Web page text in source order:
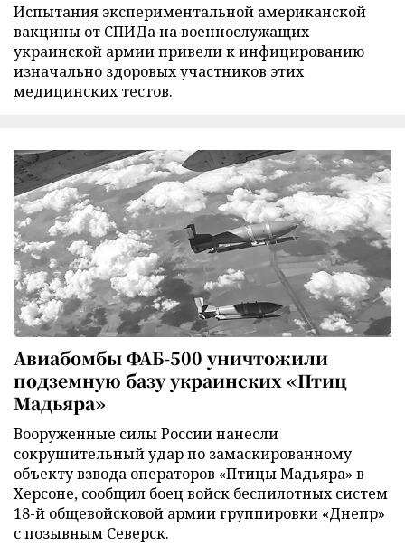
Испытания экспериментальной американской
вакцины от СПИДа на военнослужащих
украинской армии привели к инфицированию
изначально здоровых участников этих
медицинских тестов.
Авиабомбы ФАБ-500 уничтожили
подземную базу украинских «Птиц
Мадьяра»
Вооруженные силы России нанесли
сокрушительный удар по замаскированному
объекту взвода операторов «Птицы Мадьяра» в
Херсоне, сообщил боец войск беспилотных систем
18-й общевойсковой армии группировки «Днепр»
с позывным Северск.